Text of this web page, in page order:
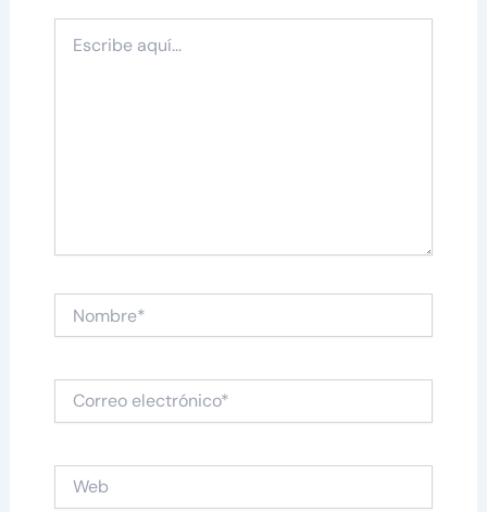
aquí...
Correo
electrónico*